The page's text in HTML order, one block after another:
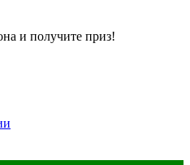
и получите приз!